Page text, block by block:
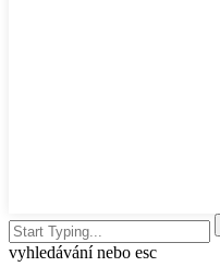
vyhledávání nebo esc